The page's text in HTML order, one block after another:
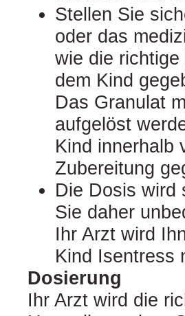
Stellen Sie
oder das
wie die
dem Kind
Das Granulat
aufgelöst
Kind innerhalb
Zubereitung
Die Dosis wird
Sie daher
Ihr Arzt wird
Kind Isentress
Dosierung
Ihr Arzt wird die